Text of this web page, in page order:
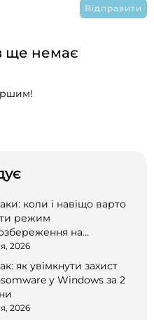
ще немає
коли і навіщо варто
режим
на
2026
як увімкнути захист
у Windows за 2
2026